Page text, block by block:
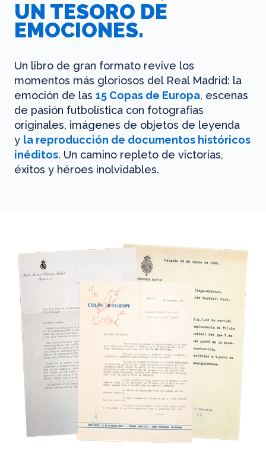
UN TESORO DE
EMOCIONES.
Un libro de gran formato revive los
momentos más gloriosos del Real Madrid: la
emoción de las 15 Copas de Europa, escenas
de pasión futbolística con fotografías
originales, imágenes de objetos de leyenda
y la reproducción de documentos históricos
inéditos. Un camino repleto de victorias,
éxitos y héroes inolvidables.